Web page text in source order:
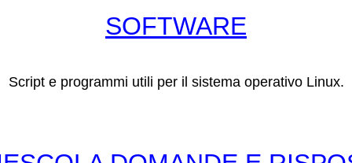
SOFTWARE
Script e programmi utili per il sistema operativo Linux.